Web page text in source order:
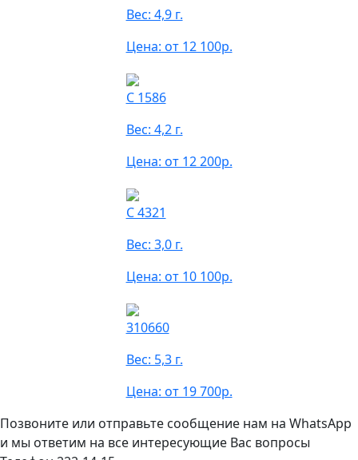
Вес: 4,9 г.
Цена: от 12 100р.
С 1586
Вес: 4,2 г.
Цена: от 12 200р.
С 4321
Вес: 3,0 г.
Цена: от 10 100р.
310660
Вес: 5,3 г.
Цена: от 19 700р.
Позвоните или отправьте сообщение нам на WhatsApp
и мы ответим на все интересующие Вас вопросы